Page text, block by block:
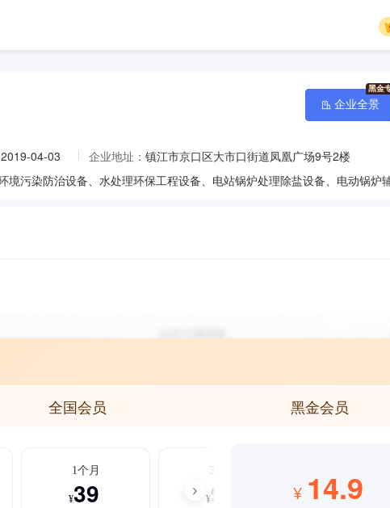
2019-04-03 企业地址： 镇江市京口区大市口街道凤凰广场9号2楼
企业全景
全国会员 黑金会员
1个月
¥39
3个月
¥99 ¥ 14.9